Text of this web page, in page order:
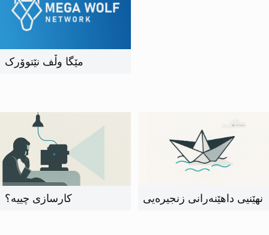
مێگا وڵف نێتوۆرک
کارسازی چییە؟ نهێنیی داهێنەرانی زنجیرەیی